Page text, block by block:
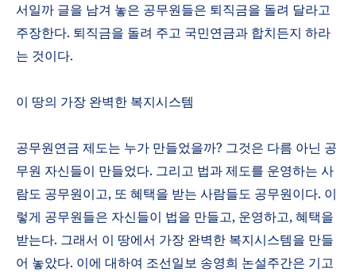
서일까 글을 남겨 놓은 공무원들은 퇴직금을 돌려 달라고
주장한다. 퇴직금을 돌려 주고 국민연금과 합치든지 하라
는 것이다.
이 땅의 가장 완벽한 복지시스템
공무원연금 제도는 누가 만들었을까? 그것은 다름 아닌 공
무원 자신들이 만들었다. 그리고 법과 제도를 운영하는 사
람도 공무원이고, 또 혜택을 받는 사람들도 공무원이다. 이
렇게 공무원들은 자신들이 법을 만들고, 운영하고, 혜택을
받는다. 그래서 이 땅에서 가장 완벽한 복지시스템을 만들
어 놓았다. 이에 대하여 조선일보 송영희 논설주간은 기고